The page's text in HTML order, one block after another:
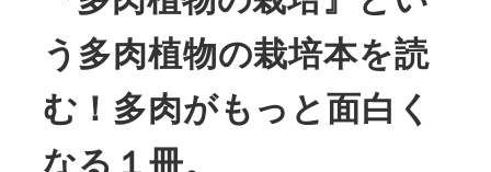
う多肉植物の栽培本を読
む！多肉がもっと面白く
なる１冊。